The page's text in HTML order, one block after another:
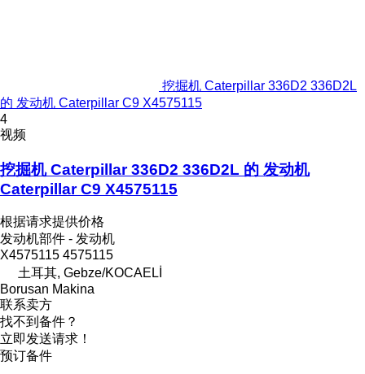
挖掘机 Caterpillar 336D2 336D2L
的 发动机 Caterpillar C9 X4575115
4
视频
挖掘机 Caterpillar 336D2 336D2L 的 发动机
Caterpillar C9 X4575115
根据请求提供价格
发动机部件 - 发动机
X4575115 4575115
土耳其, Gebze/KOCAELİ
Borusan Makina
联系卖方
找不到备件？
立即发送请求！
预订备件